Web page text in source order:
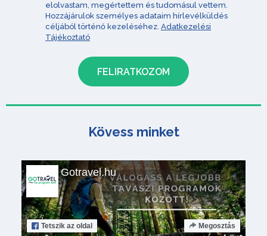
elolvastam, megértettem és tudomásul vettem.
Hozzájárulok személyes adataim hírlevélküldés
céljából történő kezeléséhez. Adatkezelési
Tájékoztató
Kövess minket
Gotravel.hu
Tetszik az oldal Megosztás